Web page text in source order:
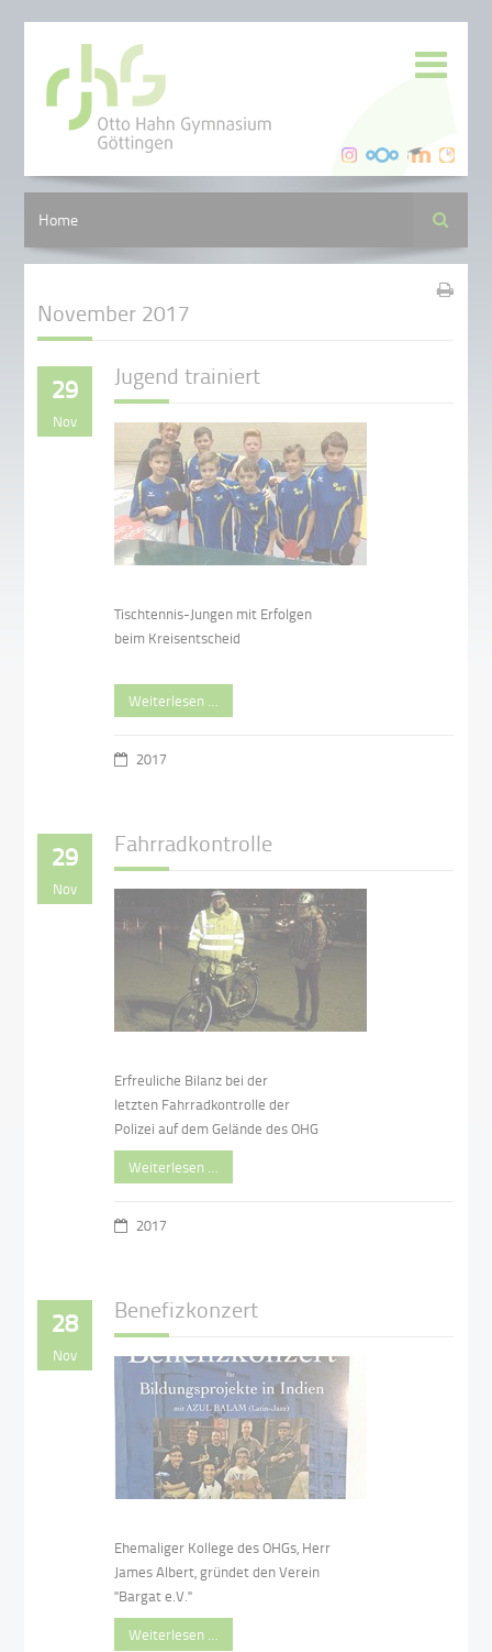
Home Suche
November 2017
29
Nov
Jugend trainiert
Tischtennis-Jungen mit Erfolgen
beim Kreisentscheid
Weiterlesen …
2017
29
Nov
Fahrradkontrolle
Erfreuliche Bilanz bei der
letzten Fahrradkontrolle der
Polizei auf dem Gelände des OHG
Weiterlesen …
2017
28
Nov
Benefizkonzert
Ehemaliger Kollege des OHGs, Herr
James Albert, gründet den Verein
"Bargat e.V."
Weiterlesen …